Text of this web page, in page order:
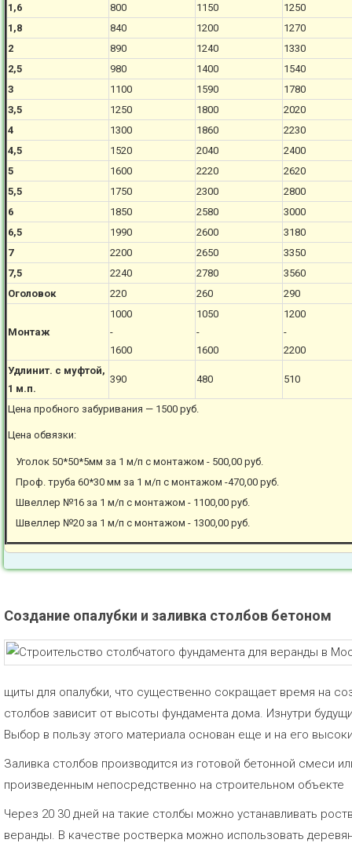
1,6
800 1150
1250
1,8
840 1200
1270
2
890 1240
1330
2,5
980 1400
1540
3
1100 1590
1780
3,5
1250 1800
2020
4
1300 1860
2230
4,5
1520 2040
2400
5
1600 2220
2620
5,5
1750 2300
2800
6
1850 2580
3000
6,5
1990 2600
3180
7
2200 2650
3350
7,5
2240 2780
3560
Оголовок
220 260 290
Монтаж
1000
-
1600
1050
-
1600
1200
-
2200
Удлинит. с муфтой,
1 м.п.
390 480 510
Цена пробного забуривания — 1500 руб.
Цена обвязки:
Уголок 50*50*5мм за 1 м/п с монтажом - 500,00 руб.
Проф. труба 60*30 мм за 1 м/п с монтажом -470,00 руб.
Швеллер №16 за 1 м/п с монтажом - 1100,00 руб.
Швеллер №20 за 1 м/п с монтажом - 1300,00 руб.
Создание опалубки и заливка столбов бетоном
щиты для опалубки, что существенно сокращает время на
столбов зависит от высоты фундамента дома. Изнутри
Выбор в пользу этого материала основан еще и на его
Заливка столбов производится из готовой бетонной смеси
произведенным непосредственно на строительном объекте
Через 20 30 дней на такие столбы можно устанавливать
веранды. В качестве ростверка можно использовать